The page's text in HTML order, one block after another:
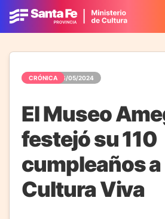
CRÓNICA 06/05/2024
El Museo
festejó su 110
cumpleaños
Cultura Viva